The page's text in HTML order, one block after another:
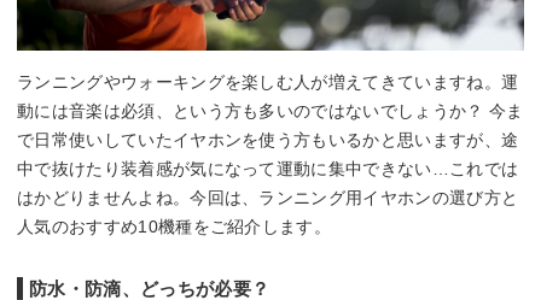
ランニングやウォーキングを楽しむ人が増えてきていますね。運
動には音楽は必須、という方も多いのではないでしょうか？ 今ま
で日常使いしていたイヤホンを使う方もいるかと思いますが、途
中で抜けたり装着感が気になって運動に集中できない…これでは
はかどりませんよね。今回は、ランニング用イヤホンの選び方と
人気のおすすめ10機種をご紹介します。
防水・防滴、どっちが必要？